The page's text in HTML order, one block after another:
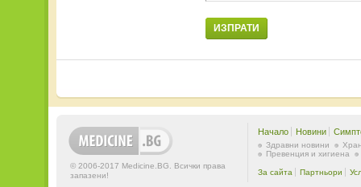
ИЗПРАТИ
© 2006-2017 Medicine.BG. Всички права
запазени!
Начало Новини
Здравни новини
Превенция и хигиена
За сайта Партньори